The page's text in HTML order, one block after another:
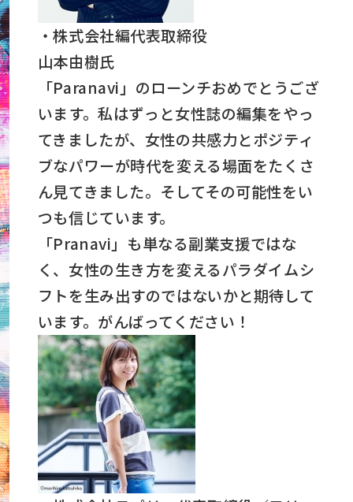
・株式会社編代表取締役
山本由樹氏
「Paranavi」のローンチおめでとうござ
います。私はずっと女性誌の編集をやっ
てきましたが、女性の共感力とポジティ
ブなパワーが時代を変える場面をたくさ
ん見てきました。そしてその可能性をい
つも信じています。
「Pranavi」も単なる副業支援ではな
く、女性の生き方を変えるパラダイムシ
フトを生み出すのではないかと期待して
います。がんばってください！